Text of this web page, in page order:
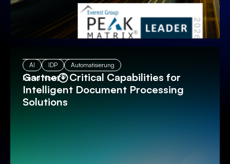
AI IDP Automatisierung
Gartner® Critical Capabilities for
Intelligent Document Processing
Solutions
Read Now